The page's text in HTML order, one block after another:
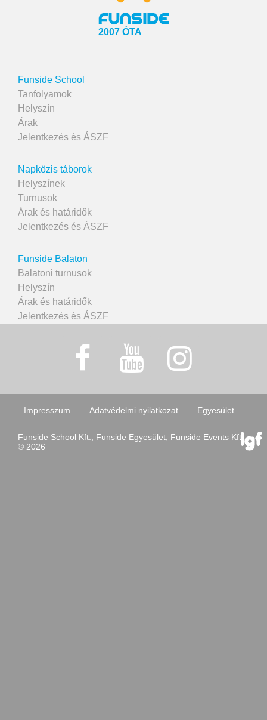
2007 ÓTA
Funside School
Tanfolyamok
Helyszín
Árak
Jelentkezés és ÁSZF
Napközis táborok
Helyszínek
Turnusok
Árak és határidők
Jelentkezés és ÁSZF
Funside Balaton
Balatoni turnusok
Helyszín
Árak és határidők
Jelentkezés és ÁSZF
Impresszum Adatvédelmi nyilatkozat Egyesület
Funside School Kft., Funside Egyesület, Funside Events Kft.
© 2026